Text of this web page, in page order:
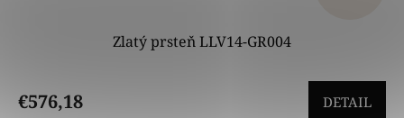
Zlatý prsteň LLV14-GR004
€576,18 DETAIL